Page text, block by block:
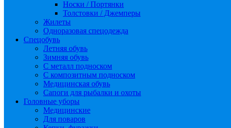
Носки / Портянки
Толстовки / Джемперы
Жилеты
Одноразовая спецодежда
Спецобувь
Летняя обувь
Зимняя обувь
С металл подноском
С композитным подноском
Медицинская обувь
Сапоги для рыбалки и охоты
Головные уборы
Медицинские
Для поваров